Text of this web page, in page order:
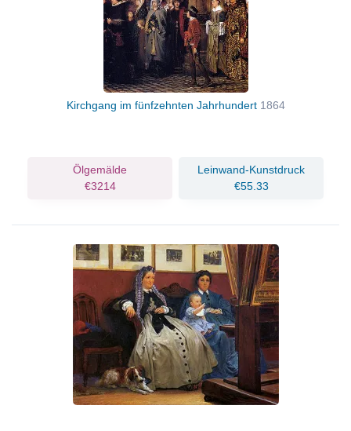
Kirchgang im fünfzehnten Jahrhundert 1864
Ölgemälde
€3214
Leinwand-Kunstdruck
€55.33